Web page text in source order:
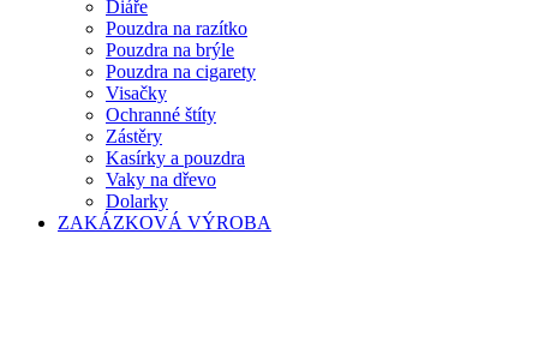
Diáře
Pouzdra na razítko
Pouzdra na brýle
Pouzdra na cigarety
Visačky
Ochranné štíty
Zástěry
Kasírky a pouzdra
Vaky na dřevo
Dolarky
ZAKÁZKOVÁ VÝROBA